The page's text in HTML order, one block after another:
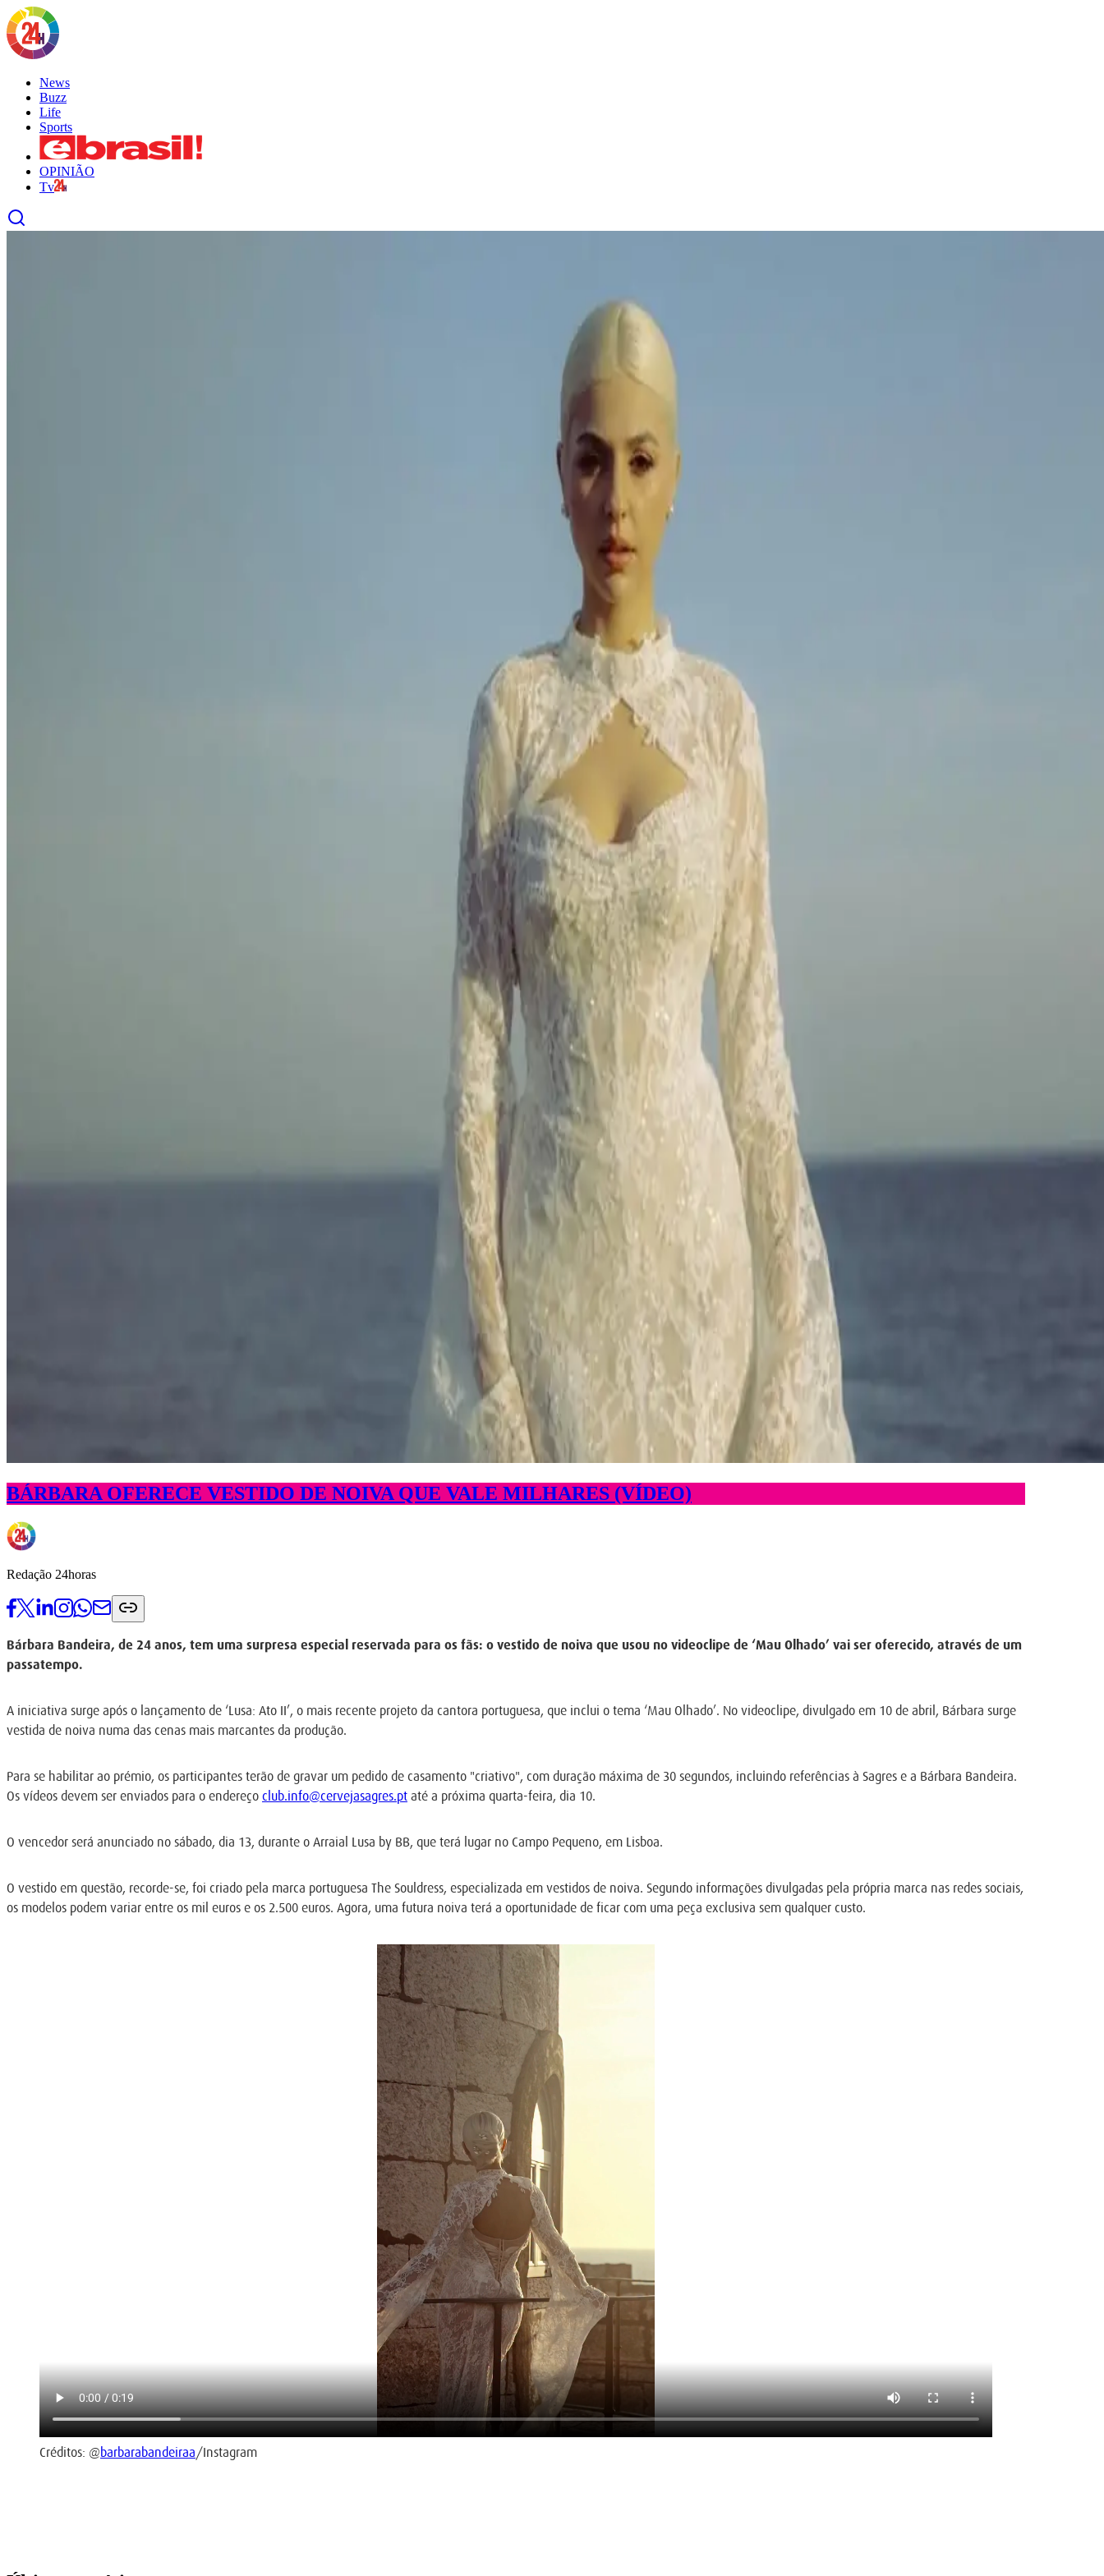
News
Buzz
Life
Sports
OPINIÃO
Tv
BÁRBARA OFERECE VESTIDO DE NOIVA QUE VALE MILHARES (VÍDEO)
Redação 24horas
Bárbara Bandeira, de 24 anos, tem uma surpresa especial reservada para os fãs: o vestido de noiva que usou no videoclipe de ‘Mau Olhado’ vai ser oferecido, através de um
passatempo.
A iniciativa surge após o lançamento de ‘Lusa: Ato II’, o mais recente projeto da cantora portuguesa, que inclui o tema ‘Mau Olhado’. No videoclipe, divulgado em 10 de abril, Bárbara surge
vestida de noiva numa das cenas mais marcantes da produção.
Para se habilitar ao prémio, os participantes terão de gravar um pedido de casamento "criativo", com duração máxima de 30 segundos, incluindo referências à Sagres e a Bárbara Bandeira.
Os vídeos devem ser enviados para o endereço club.info@cervejasagres.pt até a próxima quarta-feira, dia 10.
O vencedor será anunciado no sábado, dia 13, durante o Arraial Lusa by BB, que terá lugar no Campo Pequeno, em Lisboa.
O vestido em questão, recorde-se, foi criado pela marca portuguesa The Souldress, especializada em vestidos de noiva. Segundo informações divulgadas pela própria marca nas redes sociais,
os modelos podem variar entre os mil euros e os 2.500 euros. Agora, uma futura noiva terá a oportunidade de ficar com uma peça exclusiva sem qualquer custo.
Créditos: @barbarabandeiraa/Instagram